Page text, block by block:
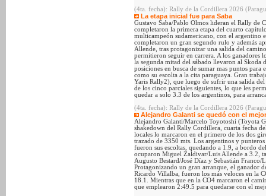
(4ta. fecha): Rally de la Cordillera 2026
La etapa inicial fue para Saba
Gustavo Saba/Pablo Olmos lideran el Rally de
completaron la primera etapa del cuarto
multicampeón sudamericano, con el argentino
completaron un gran segundo rulo y además
Allende, tras protagonizar una salida del
permitieron seguir en carrera. A los ganadores
la segunda mitad del sábado llevaron al Skoda
posiciones en busca de sumar mas puntos
como su escolta a la cita paraguaya. Gran
Yaris Rally2), que luego de sufrir una salida
de los cinco parciales siguientes, lo que les
quedar a solo 3.3 de los argentinos, para
(4ta. fecha): Rally de la Cordillera 2026
Alejandro Galanti se quedó con el
Alejandro Galanti/Marcelo Toyotoshi (Toyota
shakedown del Rally Cordillera, cuarta fecha
locales lo marcaron en el primero de los dos
trazado de 3350 mts. Los argentinos y
fueron sus escoltas, quedando a 1.9, a bordo
ocuparon Miguel Zaldivar/Luis Allende a 3.2,
Augusto Bestard/José Díaz y Sebastián
Protagonizando un gran arranque, el ganador
Ricardo Villalba, fueron los más veloces en la
18.1. Mientras que en la CO4 marcaron el
que emplearon 2:49.5 para quedarse con el